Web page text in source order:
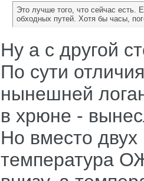
Это лучше того, что сейчас есть.
обходных путей. Хотя бы часы,
Ну а с другой
По сути
нынешней
в хрюне -
Но вместо
температура